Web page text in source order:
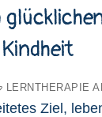
LERNTHERAPIE
Ziel,